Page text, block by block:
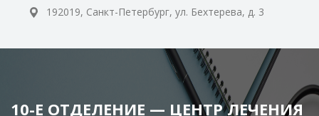
192019, Санкт-Петербург, ул. Бехтерева, д. 3
10-Е ОТДЕЛЕНИЕ — ЦЕНТР ЛЕЧЕНИЯ